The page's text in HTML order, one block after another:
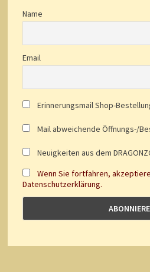
Name
Email
Erinnerungsmail Shop-
Mail abweichende Öffnungs-/
Neuigkeiten aus dem
Wenn Sie fortfahren,
Datenschutzerklärung.